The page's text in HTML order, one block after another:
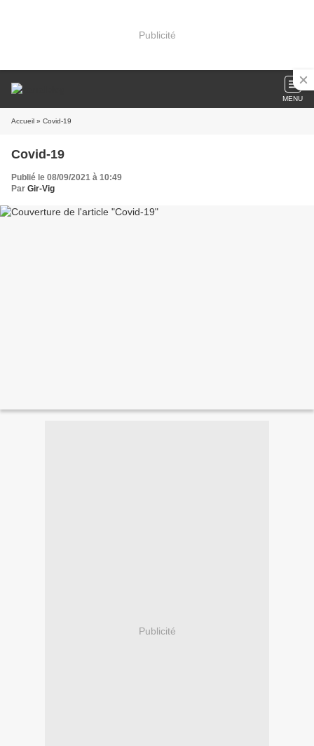
Publicité
MENU
Accueil » Covid-19
Covid-19
Publié le 08/09/2021 à 10:49
Par Gir-Vig
Publicité